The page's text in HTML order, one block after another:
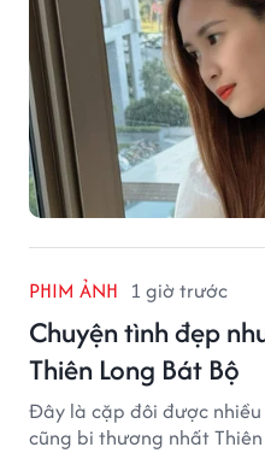
PHIM ẢNH 1 giờ trước
Chuyện tình đẹp
Thiên Long Bát Bộ
Đây là cặp đôi được
cũng bi thương nhất Thiên